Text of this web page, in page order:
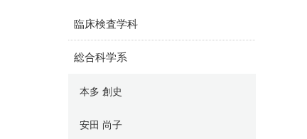
臨床検査学科
総合科学系
本多 創史
安田 尚子